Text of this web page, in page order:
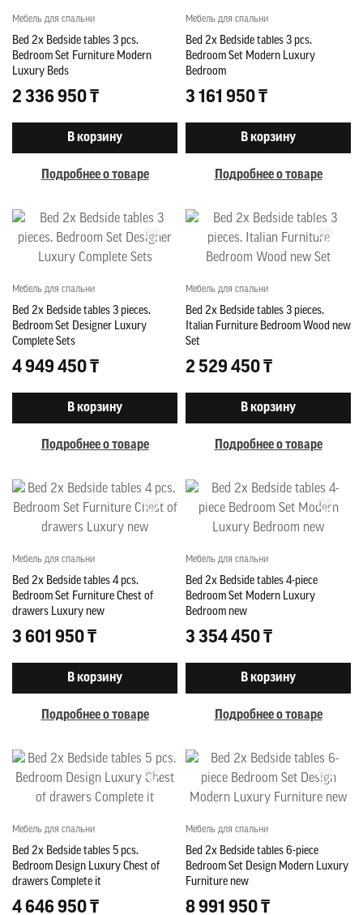
Мебель для спальни
Bed 2x Bedside tables 3 pcs.
Bedroom Set Furniture Modern
Luxury Beds
2 336 950 ₸
В корзину
Подробнее о товаре
Мебель для спальни
Bed 2x Bedside tables 3 pcs.
Bedroom Set Modern Luxury
Bedroom
3 161 950 ₸
В корзину
Подробнее о товаре
Мебель для спальни
Bed 2x Bedside tables 3 pieces.
Bedroom Set Designer Luxury
Complete Sets
4 949 450 ₸
В корзину
Подробнее о товаре
Мебель для спальни
Bed 2x Bedside tables 3 pieces.
Italian Furniture Bedroom Wood new
Set
2 529 450 ₸
В корзину
Подробнее о товаре
Мебель для спальни
Bed 2x Bedside tables 4 pcs.
Bedroom Set Furniture Chest of
drawers Luxury new
3 601 950 ₸
В корзину
Подробнее о товаре
Мебель для спальни
Bed 2x Bedside tables 4-piece
Bedroom Set Modern Luxury
Bedroom new
3 354 450 ₸
В корзину
Подробнее о товаре
Мебель для спальни
Bed 2x Bedside tables 5 pcs.
Bedroom Design Luxury Chest of
drawers Complete it
4 646 950 ₸
Мебель для спальни
Bed 2x Bedside tables 6-piece
Bedroom Set Design Modern Luxury
Furniture new
8 991 950 ₸